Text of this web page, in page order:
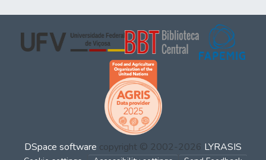
DSpace software copyright © 2002-2026 LYRASIS